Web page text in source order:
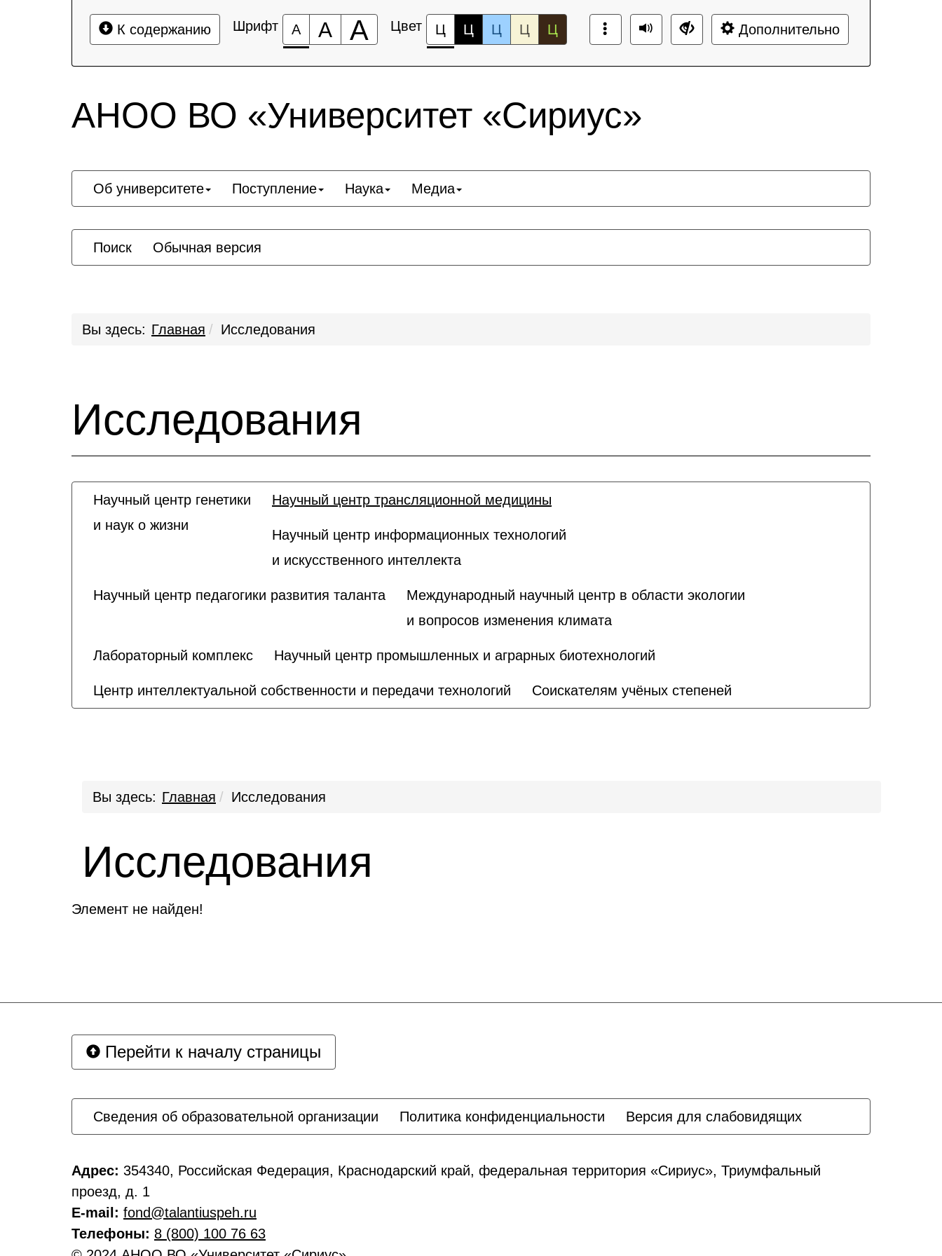
К содержанию Шрифт А А А Цвет Ц Ц Ц Ц Ц Дополнительно
АНОО ВО «Университет «Сириус»
Об университете Поступление Наука Медиа
Поиск Обычная версия
Вы здесь: Главная Исследования
Исследования
Научный центр генетики
и наук о жизни
Научный центр трансляционной медицины
Научный центр информационных технологий
и искусственного интеллекта
Научный центр педагогики развития таланта
Международный научный центр в области экологии
и вопросов изменения климата
Лабораторный комплекс Научный центр промышленных и аграрных биотехнологий
Центр интеллектуальной собственности и передачи технологий Соискателям учёных степеней
Вы здесь: Главная Исследования
Исследования
Элемент не найден!
Перейти к началу страницы
Сведения об образовательной организации Политика конфиденциальности Версия для слабовидящих
Адрес: 354340, Российская Федерация, Краснодарский край, федеральная территория «Сириус», Триумфальный
проезд, д. 1
E-mail: fond@talantiuspeh.ru
Телефоны: 8 (800) 100 76 63